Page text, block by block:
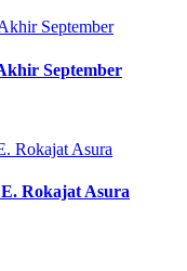
September
Rokajat Asura